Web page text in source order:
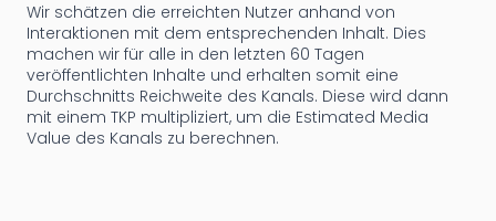
Wir schätzen die erreichten Nutzer anhand von
Interaktionen mit dem entsprechenden Inhalt. Dies
machen wir für alle in den letzten 60 Tagen
veröffentlichten Inhalte und erhalten somit eine
Durchschnitts Reichweite des Kanals. Diese wird dann
mit einem TKP multipliziert, um die Estimated Media
Value des Kanals zu berechnen.